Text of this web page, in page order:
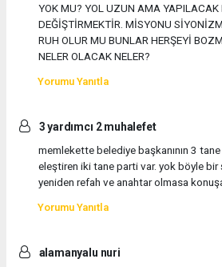
YOK MU? YOL UZUN AMA YAPILACAK
DEĞİŞTİRMEKTİR. MİSYONU
RUH OLUR MU BUNLAR HERŞEYİ
NELER OLACAK NELER?
Yorumu Yanıtla
3 yardımcı 2 muhalefet
memlekette belediye başkanının 3 tane
eleştiren iki tane parti var. yok böyle bir
yeniden refah ve anahtar olmasa
Yorumu Yanıtla
alamanyalu nuri